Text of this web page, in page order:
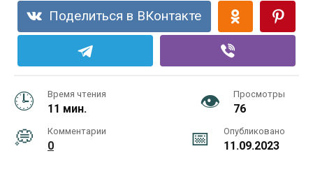
Поделиться в ВКонтакте
Время чтения
11 мин.
Просмотры
76
Комментарии
0
Опубликовано
11.09.2023